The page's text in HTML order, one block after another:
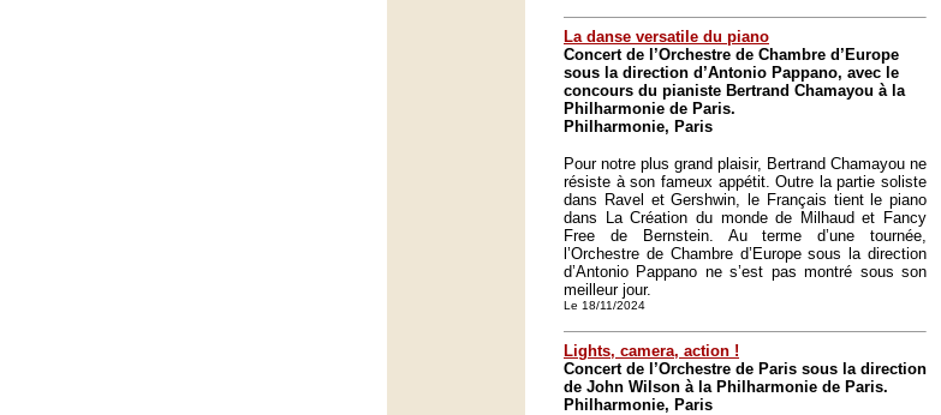
La danse versatile du piano
Concert de l’Orchestre de Chambre d’Europe
sous la direction d’Antonio Pappano, avec le
concours du pianiste Bertrand Chamayou à la
Philharmonie de Paris.
Philharmonie, Paris
Pour notre plus grand plaisir, Bertrand Chamayou ne
résiste à son fameux appétit. Outre la partie soliste
dans Ravel et Gershwin, le Français tient le piano
dans La Création du monde de Milhaud et Fancy
Free de Bernstein. Au terme d’une tournée,
l’Orchestre de Chambre d’Europe sous la direction
d’Antonio Pappano ne s’est pas montré sous son
meilleur jour.
Le 18/11/2024
Lights, camera, action !
Concert de l’Orchestre de Paris sous la direction
de John Wilson à la Philharmonie de Paris.
Philharmonie, Paris